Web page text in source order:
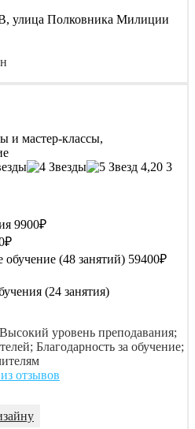
улица Полковника Милиции
и мастер-классы,
4,20 3
9900₽
(48 занятий) 59400₽
(24 занятия)
уровень преподавания;
Благодарность за обучение;
отзывов